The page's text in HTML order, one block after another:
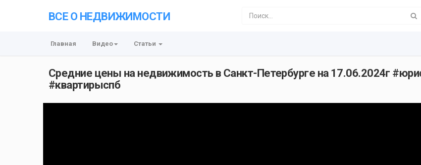
ВСЕ О НЕДВИЖИМОСТИ
Главная Видео Статьи
Средние цены на недвижимость в Санкт-Петербурге на 17.06.2024г
#квартирыспб